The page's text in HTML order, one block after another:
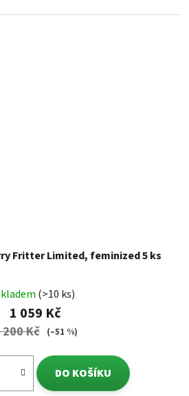
Fritter Limited, feminized 5 ks
(>10 ks)
1 059 Kč
Kč (–51 %)
DO KOŠÍKU